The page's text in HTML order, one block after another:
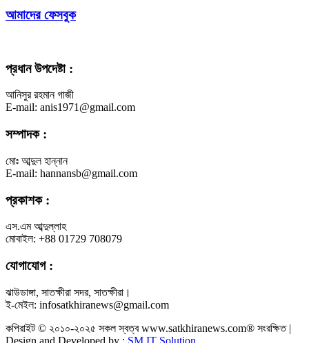
আমাদের ফেসবুক
প্রধান উপদেষ্টা :
আনিসুর রহমান গাজী
E-mail: anis1971@gmail.com
সম্পাদক :
মোঃ আব্দুল হান্নান
E-mail: hannansb@gmail.com
প্রকাশক :
এস.এম আব্দুল্লাহ
মোবাইল: +88 01729 708079
যোগাযোগ :
ঝাউডাঙ্গা, সাতক্ষীরা সদর, সাতক্ষীরা।
ই-মেইল: infosatkhiranews@gmail.com
কপিরাইট © ২০১০-২০২৫ সকল স্বত্ব www.satkhiranews.com® সংরক্ষিত |
Design and Developed by : SM IT Solution